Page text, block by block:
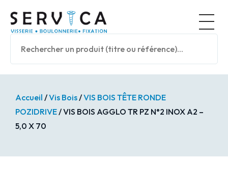
Accueil /Vis Bois/VIS BOIS TÊTE RONDE
POZIDRIVE/ VIS BOIS AGGLO TR PZ N°2 INOX A2 –
5,0 X 70